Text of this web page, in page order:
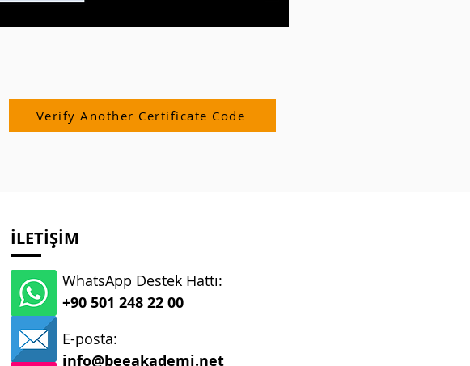
Verify Another Certificate Code
İLETİŞİM
WhatsApp Destek Hattı:
+90 501 248 22 00
E-posta:
info@beeakademi.net